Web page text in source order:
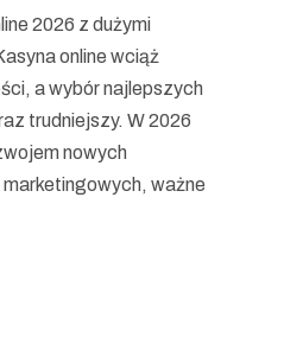
2026 z dużymi
online wciąż
a wybór najlepszych
trudniejszy. W 2026
nowych
ważne